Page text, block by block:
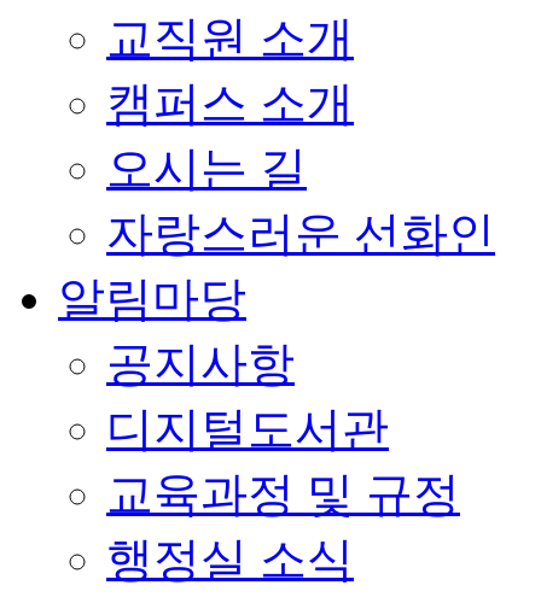
교직원 소개
캠퍼스 소개
오시는 길
자랑스러운 선화인
알림마당
공지사항
디지털도서관
교육과정 및 규정
행정실 소식